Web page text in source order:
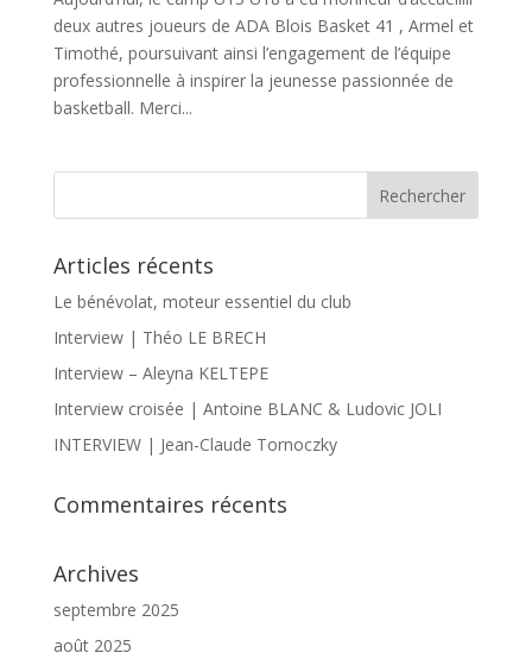
deux autres joueurs de ADA Blois Basket 41 , Armel et
Timothé, poursuivant ainsi l’engagement de l’équipe
professionnelle à inspirer la jeunesse passionnée de
basketball. Merci...
Articles récents
Le bénévolat, moteur essentiel du club
Interview | Théo LE BRECH
Interview – Aleyna KELTEPE
Interview croisée | Antoine BLANC & Ludovic JOLI
INTERVIEW | Jean-Claude Tornoczky
Commentaires récents
Archives
septembre 2025
août 2025